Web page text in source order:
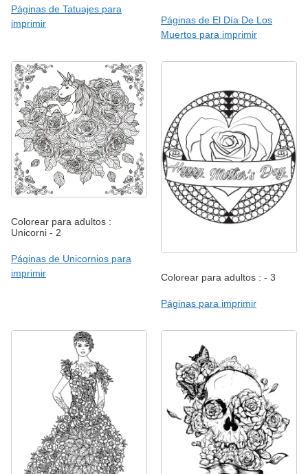
Páginas de Tatuajes para
imprimir
Páginas de El Día De Los
Muertos para imprimir
Colorear para adultos :
Unicorni - 2
Páginas de Unicornios para
imprimir
Colorear para adultos : - 3
Páginas para imprimir